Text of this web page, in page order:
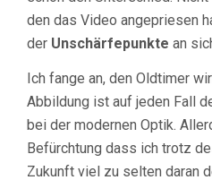
den das Video angepriesen
der Unschärfepunkte an
Ich fange an, den Oldtimer
Abbildung ist auf jeden Fall
bei der modernen Optik.
Befürchtung dass ich trotz
Zukunft viel zu selten daran